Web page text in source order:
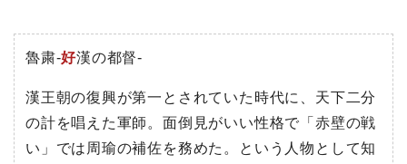
魯粛-好漢の都督-
漢王朝の復興が第一とされていた時代に、天下二分
の計を唱えた軍師。面倒見がいい性格で「赤壁の戦
い」では周瑜の補佐を務めた。という人物として知